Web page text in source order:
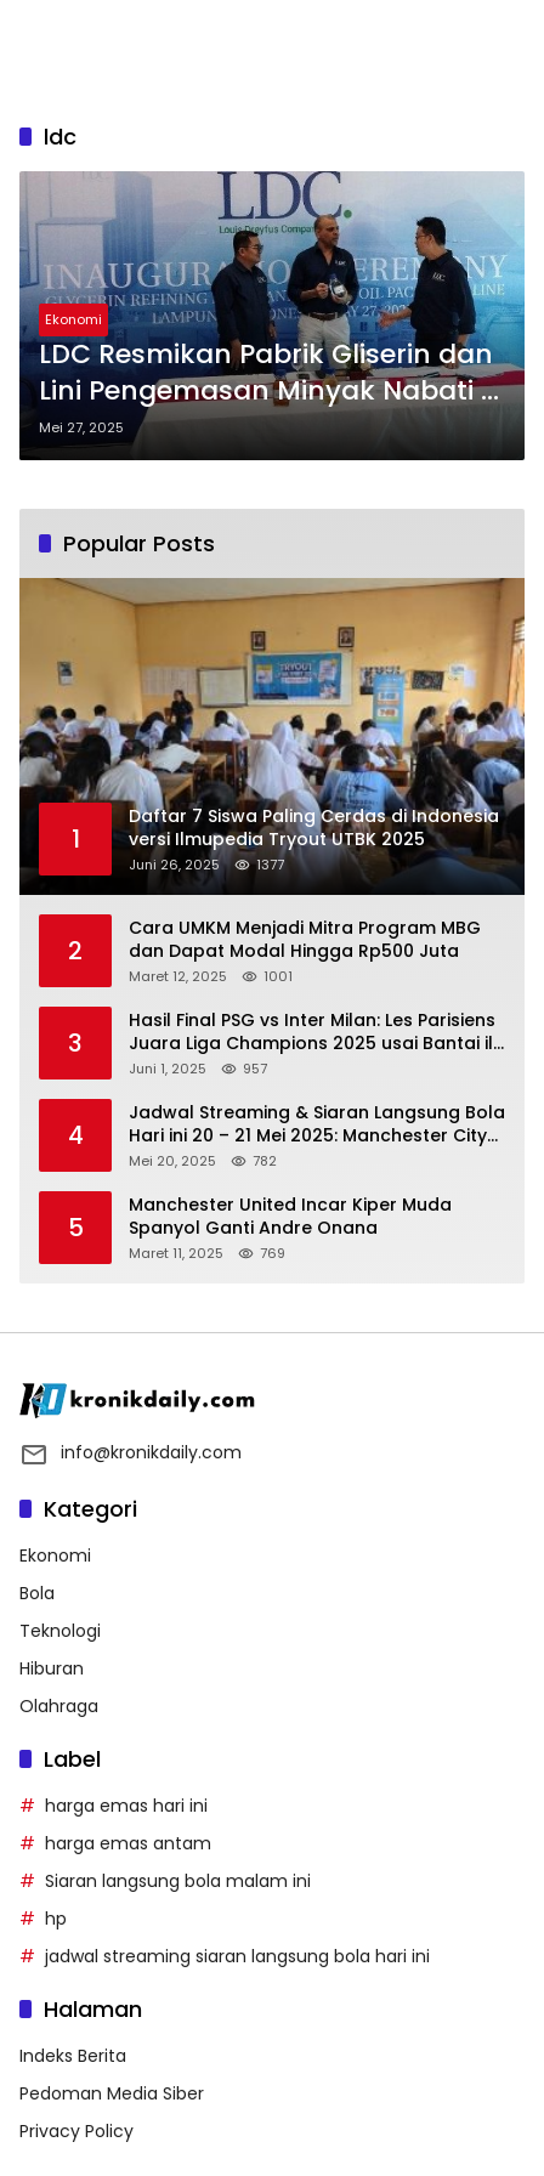
ldc
Ekonomi
LDC Resmikan Pabrik Gliserin dan
Lini Pengemasan Minyak Nabati di
Lampung
Mei 27, 2025
Popular Posts
1
Daftar 7 Siswa Paling Cerdas di Indonesia
versi Ilmupedia Tryout UTBK 2025
Juni 26, 2025 1377
2
Cara UMKM Menjadi Mitra Program MBG
dan Dapat Modal Hingga Rp500 Juta
Maret 12, 2025 1001
3
Hasil Final PSG vs Inter Milan: Les Parisiens
Juara Liga Champions 2025 usai Bantai il
Nerazzurri
Juni 1, 2025 957
4
Jadwal Streaming & Siaran Langsung Bola
Hari ini 20 – 21 Mei 2025: Manchester City
vs Bournemouth
Mei 20, 2025 782
5
Manchester United Incar Kiper Muda
Spanyol Ganti Andre Onana
Maret 11, 2025 769
info@kronikdaily.com
Kategori
Ekonomi
Bola
Teknologi
Hiburan
Olahraga
Label
harga emas hari ini
harga emas antam
Siaran langsung bola malam ini
hp
jadwal streaming siaran langsung bola hari ini
Halaman
Indeks Berita
Pedoman Media Siber
Privacy Policy